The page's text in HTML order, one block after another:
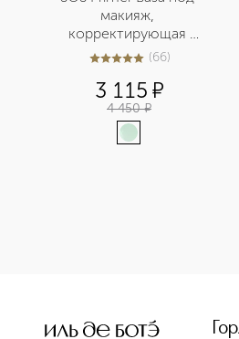
макияж,
корректирующая
покраснения
4.9из566 (66)
3 115 ¤
4 450 ¤